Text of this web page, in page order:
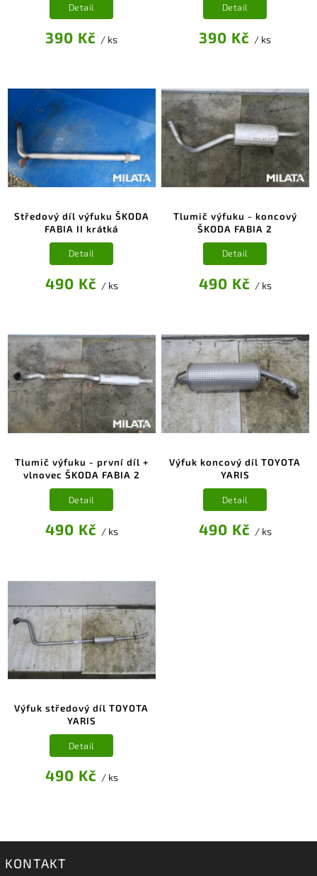
390 Kč / ks
Detail
390 Kč / ks
Detail
Středový díl výfuku ŠKODA
FABIA II krátká
490 Kč / ks
Detail
Tlumič výfuku - koncový
ŠKODA FABIA 2
490 Kč / ks
Detail
Tlumič výfuku - první díl +
vlnovec ŠKODA FABIA 2
490 Kč / ks
Detail
Výfuk koncový díl TOYOTA
YARIS
490 Kč / ks
Detail
Výfuk středový díl TOYOTA
YARIS
490 Kč / ks
Detail
KONTAKT